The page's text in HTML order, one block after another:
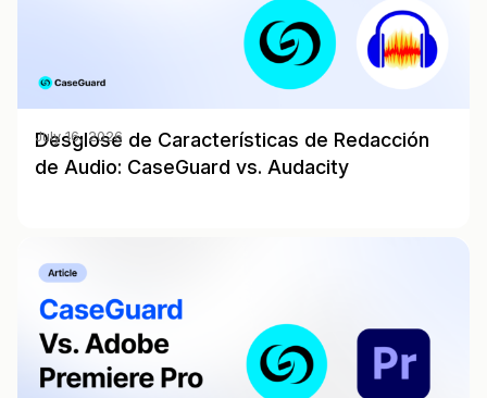
Desglose de Características de Redacción
de Audio: CaseGuard vs. Audacity
July 16, 2026